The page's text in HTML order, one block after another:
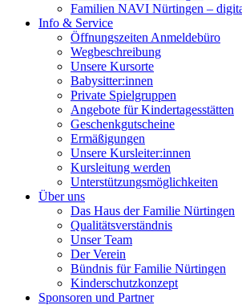
Familien NAVI Nürtingen –
Info & Service
Öffnungszeiten Anmeldebüro
Wegbeschreibung
Unsere Kursorte
Babysitter:innen
Private Spielgruppen
Angebote für Kindertagesstätten
Geschenkgutscheine
Ermäßigungen
Unsere Kursleiter:innen
Kursleitung werden
Unterstützungsmöglichkeiten
Über uns
Das Haus der Familie Nürtingen
Qualitätsverständnis
Unser Team
Der Verein
Bündnis für Familie Nürtingen
Kinderschutzkonzept
Sponsoren und Partner